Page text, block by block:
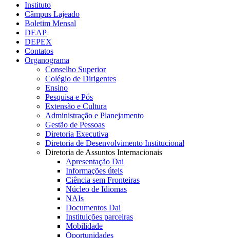
Instituto
Câmpus Lajeado
Boletim Mensal
DEAP
DEPEX
Contatos
Organograma
Conselho Superior
Colégio de Dirigentes
Ensino
Pesquisa e Pós
Extensão e Cultura
Administração e Planejamento
Gestão de Pessoas
Diretoria Executiva
Diretoria de Desenvolvimento Institucional
Diretoria de Assuntos Internacionais
Apresentação Dai
Informações úteis
Ciência sem Fronteiras
Núcleo de Idiomas
NAIs
Documentos Dai
Instituições parceiras
Mobilidade
Oportunidades